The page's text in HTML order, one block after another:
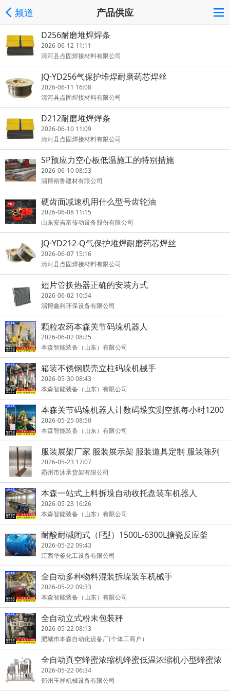
频道 产品供应
D256耐磨堆焊焊条
2026-06-12 11:11
清河县点固焊接材料有限公司
JQ·YD256气保护堆焊耐磨药芯焊丝
2026-06-11 16:08
清河县点固焊接材料有限公司
D212耐磨堆焊焊条
2026-06-10 11:09
清河县点固焊接材料有限公司
SP预应力空心板低温施工的特别措施
2026-06-10 08:53
淄博裕鲁建材有限公司
硬齿面减速机用什么型号齿轮油
2026-06-08 11:15
山东安吉富传动设备股份有限公司
JQ·YD212-Q气保护堆焊耐磨药芯焊丝
2026-06-07 15:16
清河县点固焊接材料有限公司
翅片管换热器正确的安装方式
2026-06-02 10:54
淄博鑫科环保设备有限公司
颗粒农药本森关节码垛机器人
2026-06-02 08:25
本森智能装备（山东）有限公司
箱装不锈钢膜壳立柱码垛机械手
2026-05-30 08:43
本森智能装备（山东）有限公司
本森关节码垛机器人计数码垛实测空抓每小时1200
下
2026-05-25 08:50
本森智能装备（山东）有限公司
服装展架厂家 服装展示架 服装道具定制 服装陈列
展示道具
2026-05-23 17:07
霸州市沐承货架有限公司
本森一站式上料拆垛自动收托盘装车机器人
2026-05-23 16:26
本森智能装备（山东）有限公司
耐酸耐碱闭式（F型）1500L-6300L搪瓷反应釜
2026-05-22 09:43
江西华釜化工设备有限公司
全自动多种物料混装拆垛装车机械手
2026-05-22 09:33
本森智能装备（山东）有限公司
全自动立式粉末包装秤
2026-05-22 08:13
肥城市本森自动化设备厂(个体工商户）
全自动真空蜂蜜浓缩机蜂蜜低温浓缩机小型蜂蜜浓
缩机厂家玉祥
2026-05-22 06:34
郑州玉祥机械设备有限公司